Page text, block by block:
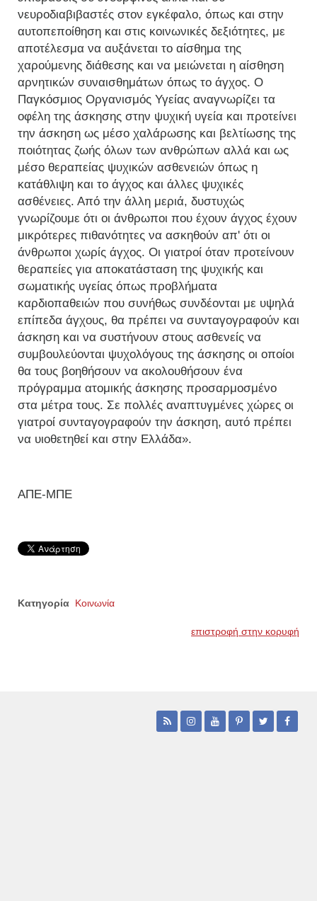
νευροδιαβιβαστές στον εγκέφαλο, όπως και στην
αυτοπεποίθηση και στις κοινωνικές δεξιότητες, με
αποτέλεσμα να αυξάνεται το αίσθημα της
χαρούμενης διάθεσης και να μειώνεται η αίσθηση
αρνητικών συναισθημάτων όπως το άγχος. Ο
Παγκόσμιος Οργανισμός Υγείας αναγνωρίζει τα
οφέλη της άσκησης στην ψυχική υγεία και προτείνει
την άσκηση ως μέσο χαλάρωσης και βελτίωσης της
ποιότητας ζωής όλων των ανθρώπων αλλά και ως
μέσο θεραπείας ψυχικών ασθενειών όπως η
κατάθλιψη και το άγχος και άλλες ψυχικές
ασθένειες. Από την άλλη μεριά, δυστυχώς
γνωρίζουμε ότι οι άνθρωποι που έχουν άγχος έχουν
μικρότερες πιθανότητες να ασκηθούν απ' ότι οι
άνθρωποι χωρίς άγχος. Οι γιατροί όταν προτείνουν
θεραπείες για αποκατάσταση της ψυχικής και
σωματικής υγείας όπως προβλήματα
καρδιοπαθειών που συνήθως συνδέονται με υψηλά
επίπεδα άγχους, θα πρέπει να συνταγογραφούν και
άσκηση και να συστήνουν στους ασθενείς να
συμβουλεύονται ψυχολόγους της άσκησης οι οποίοι
θα τους βοηθήσουν να ακολουθήσουν ένα
πρόγραμμα ατομικής άσκησης προσαρμοσμένο
στα μέτρα τους. Σε πολλές αναπτυγμένες χώρες οι
γιατροί συνταγογραφούν την άσκηση, αυτό πρέπει
να υιοθετηθεί και στην Ελλάδα».
ΑΠΕ-ΜΠΕ
Κατηγορία Κοινωνία
επιστροφή στην κορυφή